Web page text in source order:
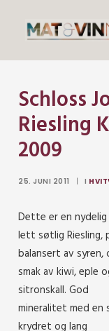
Mat
Drikke
Artikler
Om meg
Search
Schloss
Riesling
2009
25. JUNI 2011 | I
Dette er en
lett søtlig Riesling,
balansert av syren,
smak av kiwi, eple
sitronskall. God
mineralitet med en
krydret og lang